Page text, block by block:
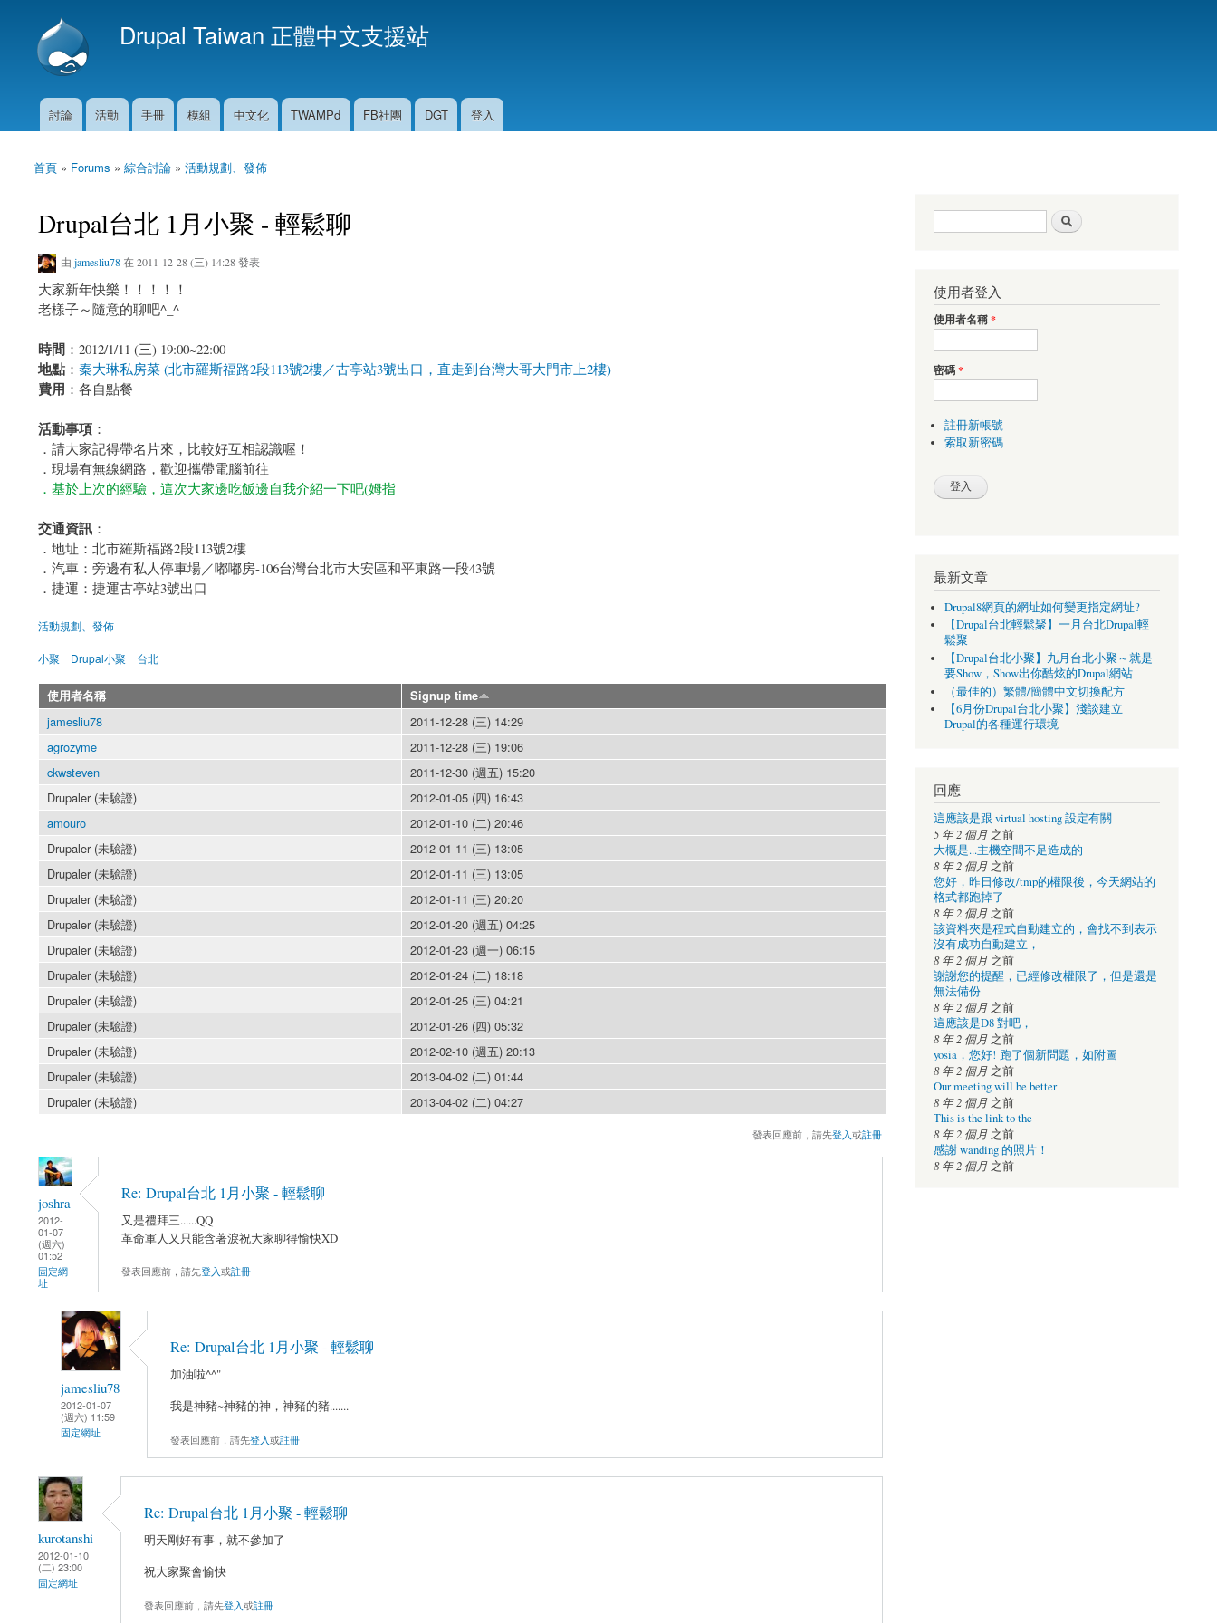
Drupal Taiwan 正體中文支援站
主選單
討論 活動 手冊 模組 中文化 TWAMPd FB社團 DGT 登入
您在這裡
首頁 » Forums » 綜合討論 » 活動規劃、發佈
Drupal台北 1月小聚 - 輕鬆聊
由 jamesliu78在 2011-12-28 (三) 14:28 發表
大家新年快樂！！！！！
老樣子～隨意的聊吧^_^
時間 ：2012/1/11 (三) 19:00~22:00
地點 ： 秦大琳私房菜 (北市羅斯福路2段113號2樓／古亭站3號出口，直走到台灣大哥大門市上2樓)
費用 ：各自點餐
活動事項 ：
．請大家記得帶名片來，比較好互相認識喔！
．現場有無線網路，歡迎攜帶電腦前往
．基於上次的經驗，這次大家邊吃飯邊自我介紹一下吧(姆指
交通資訊 ：
．地址：北市羅斯福路2段113號2樓
．汽車：旁邊有私人停車場／嘟嘟房-106台灣台北市大安區和平東路一段43號
．捷運：捷運古亭站3號出口
活動規劃、發佈
小聚 Drupal小聚 台北
使用者名稱 Signup time
jamesliu78
2011-12-28 (三) 14:29
agrozyme
2011-12-28 (三) 19:06
ckwsteven
2011-12-30 (週五) 15:20
Drupaler (未驗證)
2012-01-05 (四) 16:43
amouro
2012-01-10 (二) 20:46
Drupaler (未驗證)
2012-01-11 (三) 13:05
Drupaler (未驗證)
2012-01-11 (三) 13:05
Drupaler (未驗證)
2012-01-11 (三) 20:20
Drupaler (未驗證)
2012-01-20 (週五) 04:25
Drupaler (未驗證)
2012-01-23 (週一) 06:15
Drupaler (未驗證)
2012-01-24 (二) 18:18
Drupaler (未驗證)
2012-01-25 (三) 04:21
Drupaler (未驗證)
2012-01-26 (四) 05:32
Drupaler (未驗證)
2012-02-10 (週五) 20:13
Drupaler (未驗證)
2013-04-02 (二) 01:44
Drupaler (未驗證)
2013-04-02 (二) 04:27
發表回應前，請先登入或註冊
joshra
2012-
01-07
(週六)
01:52
固定網
址
Re: Drupal台北 1月小聚 - 輕鬆聊
又是禮拜三......QQ
革命軍人又只能含著淚祝大家聊得愉快XD
發表回應前，請先登入或註冊
jamesliu78
2012-01-07
(週六) 11:59
固定網址
Re: Drupal台北 1月小聚 - 輕鬆聊
加油啦^^"
我是神豬~神豬的神，神豬的豬.......
發表回應前，請先登入或註冊
kurotanshi
2012-01-10
(二) 23:00
固定網址
Re: Drupal台北 1月小聚 - 輕鬆聊
明天剛好有事，就不參加了
祝大家聚會愉快
發表回應前，請先登入或註冊
搜尋表單
使用者登入
使用者名稱*
密碼*
註冊新帳號
索取新密碼
最新文章
Drupal8網頁的網址如何變更指定網址?
【Drupal台北輕鬆聚】一月台北Drupal輕
鬆聚
【Drupal台北小聚】九月台北小聚～就是
要Show，Show出你酷炫的Drupal網站
（最佳的）繁體/簡體中文切換配方
【6月份Drupal台北小聚】淺談建立
Drupal的各種運行環境
回應
這應該是跟 virtual hosting 設定有關
5 年 2 個月之前
大概是...主機空間不足造成的
8 年 2 個月之前
您好，昨日修改/tmp的權限後，今天網站的
格式都跑掉了
8 年 2 個月之前
該資料夾是程式自動建立的，會找不到表示
沒有成功自動建立，
8 年 2 個月之前
謝謝您的提醒，已經修改權限了，但是還是
無法備份
8 年 2 個月之前
這應該是D8 對吧，
8 年 2 個月之前
yosia，您好! 跑了個新問題，如附圖
8 年 2 個月之前
Our meeting will be better
8 年 2 個月之前
This is the link to the
8 年 2 個月之前
感謝 wanding 的照片！
8 年 2 個月之前